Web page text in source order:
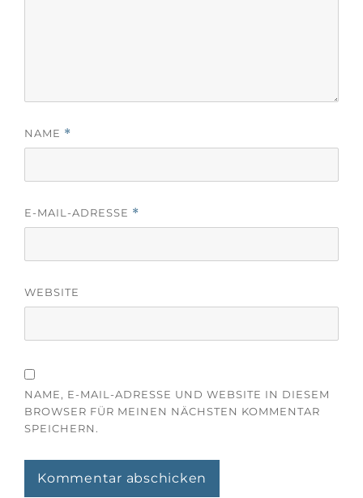
NAME *
E-MAIL-ADRESSE *
WEBSITE
NAME, E-MAIL-ADRESSE UND WEBSITE IN DIESEM
BROWSER FÜR MEINEN NÄCHSTEN KOMMENTAR
SPEICHERN.